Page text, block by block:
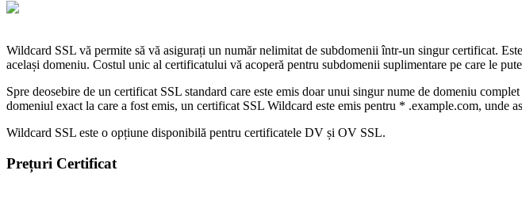
Wildcard SSL vă permite să vă asigurați un număr nelimitat de subdomenii într-un singur certificat.
același domeniu. Costul unic al certificatului vă acoperă pentru subdomenii suplimentare pe care le
Spre deosebire de un certificat SSL standard care este emis doar unui singur nume de domeniu
domeniul exact la care a fost emis, un certificat SSL Wildcard este emis pentru * .example.com, unde
Wildcard SSL este o opțiune disponibilă pentru certificatele DV și OV SSL.
Prețuri Certificat